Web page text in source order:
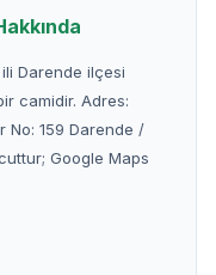
Darende ilçesi
camidir. Adres:
No: 159 Darende /
Google Maps